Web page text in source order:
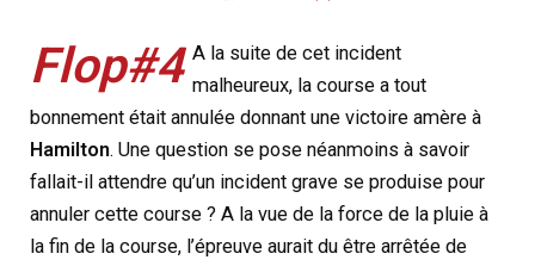
Flop#4 A la suite de cet incident
malheureux, la course a tout
bonnement était annulée donnant une victoire amère à
Hamilton. Une question se pose néanmoins à savoir
fallait-il attendre qu’un incident grave se produise pour
annuler cette course ? A la vue de la force de la pluie à
la fin de la course, l’épreuve aurait du être arrêtée de